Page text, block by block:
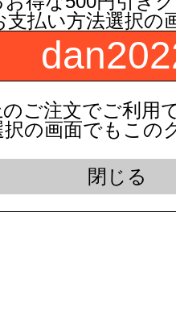
dandorie.com All
ド： モバ
支払い方法選択の
ご注文でご利用
の画面でもこの
閉じる